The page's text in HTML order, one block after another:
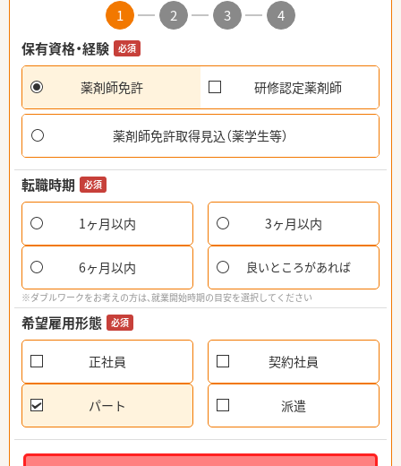
1 2 3
4
保有資格・経験
必須
薬剤師免許 研修認定薬剤師
薬剤師免許取得見込（薬学生等）
転職時期 必須
1ヶ月以内 3ヶ月以内
6ヶ月以内 良いところがあれば
※ダブルワークをお考えの方は、就業開始時期の目安を選択してください
希望雇用形態 必須
正社員 契約社員
パート 派遣